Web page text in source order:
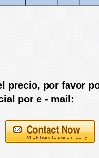
precio, por favor
por e - mail: